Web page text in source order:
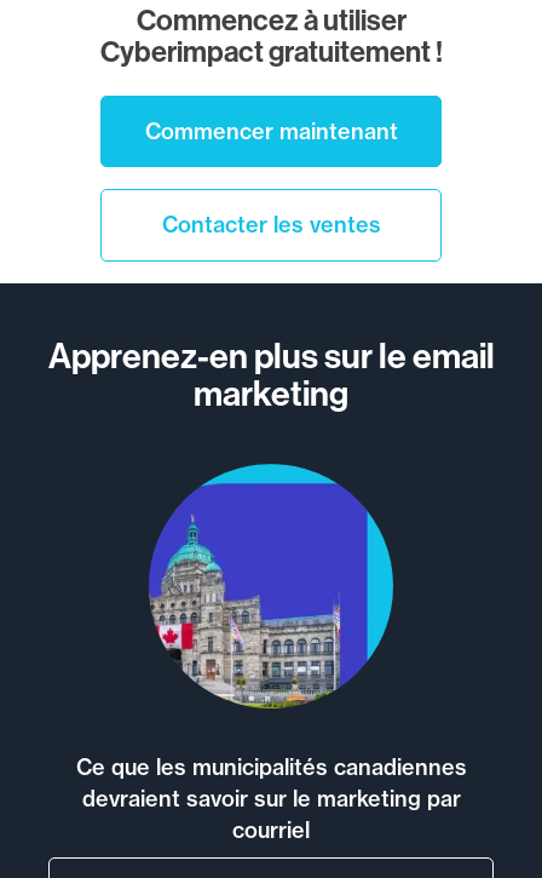
Commencez à utiliser
Cyberimpact gratuitement !
Commencer maintenant
Contacter les ventes
Apprenez-en plus sur le email
marketing
Ce que les municipalités canadiennes
devraient savoir sur le marketing par
courriel